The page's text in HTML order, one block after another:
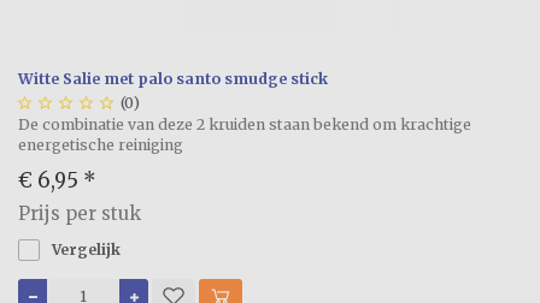
Witte Salie met palo santo smudge stick
     (0)
De combinatie van deze 2 kruiden staan bekend om krachtige
energetische reiniging
€ 6,95 *
Prijs per stuk
Vergelijk